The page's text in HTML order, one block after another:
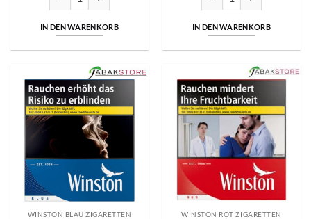
IN DEN WARENKORB IN DEN WARENKORB
WINSTON BLAU ZIGARETTEN WINSTON ROT ZIGARETTEN